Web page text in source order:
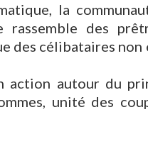
la
rassemble des
des célibataires non
action autour du
unité des